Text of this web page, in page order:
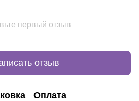
первый отзыв
отзыв
Оплата